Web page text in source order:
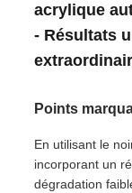
acrylique
- Résultats
Points
En utilisant le
incorporant un
dégradation